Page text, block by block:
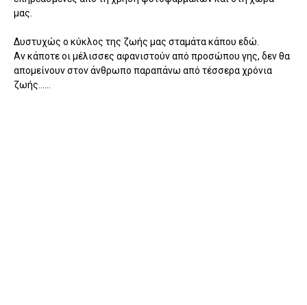
μας.
Δυστυχώς ο κύκλος της ζωής μας σταμάτα κάπου εδώ.
Αν κάποτε οι μέλισσες αφανιστούν από προσώπου γης, δεν θα
απομείνουν στον άνθρωπο παραπάνω από τέσσερα χρόνια
ζωής......